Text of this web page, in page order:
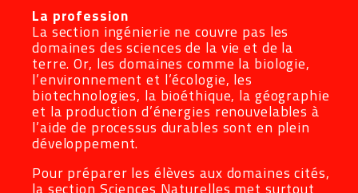
La profession
La section ingénierie ne couvre pas les
domaines des sciences de la vie et de la
terre. Or, les domaines comme la biologie,
l’environnement et l’écologie, les
biotechnologies, la bioéthique, la géographie
et la production d’énergies renouvelables à
l’aide de processus durables sont en plein
développement.
Pour préparer les élèves aux domaines cités,